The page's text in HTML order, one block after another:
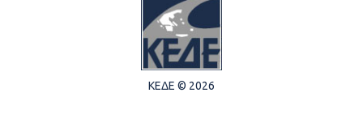
ΚΕΔΕ © 2026